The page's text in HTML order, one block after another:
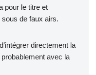
pour le titre et
de faux airs.
directement la
avec la